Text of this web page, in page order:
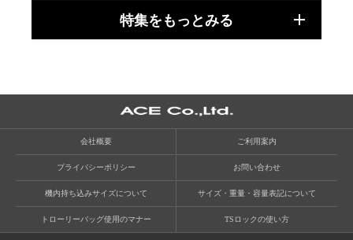
特集をもっとみる
会社概要 ご利用案内
プライバシーポリシー お問い合わせ
機内持ち込みサイズについて サイズ・重量・容量表記について
トローリーバッグ使用のマナー TSロックの使い方